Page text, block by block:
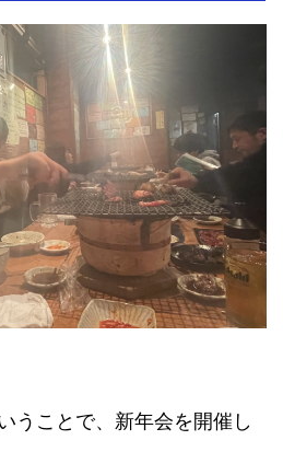
うことで、新年会を開催し